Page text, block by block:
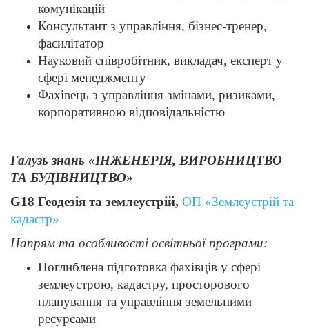
комунікацій
Консультант з управління, бізнес-тренер,
фасилітатор
Науковий співробітник, викладач, експерт у
сфері менеджменту
Фахівець з управління змінами, ризиками,
корпоративною відповідальністю
Галузь знань «ІНЖЕНЕРІЯ, ВИРОБНИЦТВО
ТА БУДІВНИЦТВО»
G18 Геодезія та землеустрій, ОП «Землеустрій та
кадастр»
Напрям та особливості освітньої програми:
Поглиблена підготовка фахівців у сфері
землеустрою, кадастру, просторового
планування та управління земельними
ресурсами